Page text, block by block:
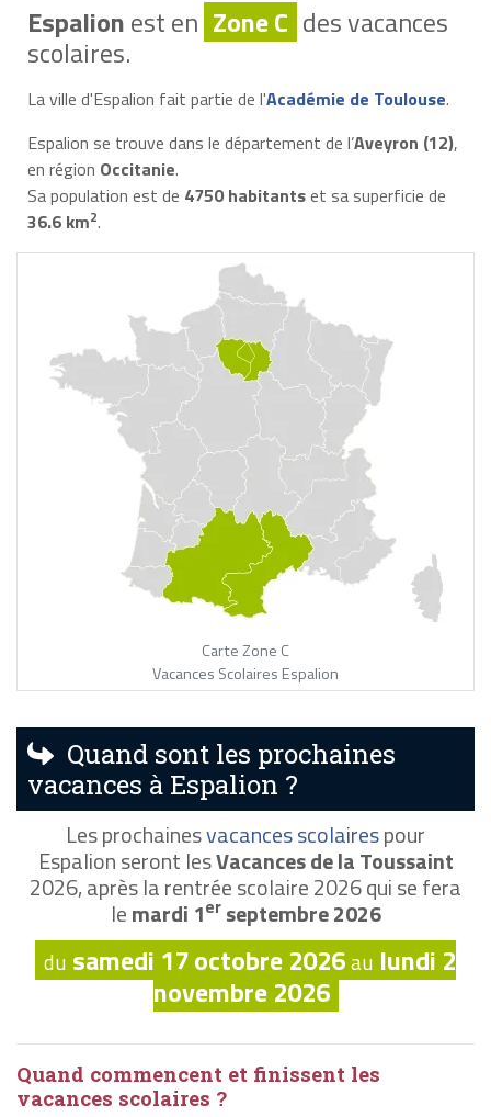
Espalionest en Zone C des vacances
scolaires.
La ville d'Espalion fait partie de l'Académie de Toulouse.
Espalion se trouve dans le département de l’Aveyron (12),
en région Occitanie.
Sa population est de 4750 habitantset sa superficie de
36.6 km2.
Carte Zone C
Vacances Scolaires Espalion
Quand sont les prochaines
vacances à Espalion ?
Les prochainesvacances scolairespour
Espalion seront lesVacances de la Toussaint
2026, après la rentrée scolaire 2026 qui se fera
lemardi 1erseptembre 2026
du samedi 17 octobre 2026au lundi 2
novembre 2026
Quand commencent et finissent les
vacances scolaires ?